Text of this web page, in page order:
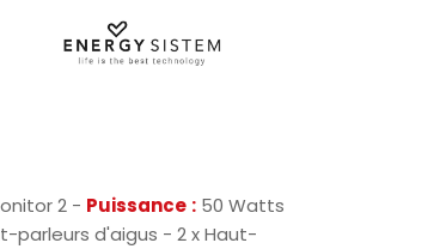
2 - Puissance : 50 Watts
parleurs d'aigus - 2 x Haut-